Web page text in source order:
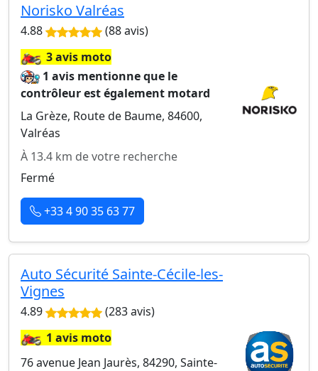
Norisko Valréas
4.88 (88 avis)
🏍️3 avis moto
1 avis mentionne que le
contrôleur est également motard
La Grèze, Route de Baume, 84600,
Valréas
À 13.4 km de votre recherche
Fermé
+33 4 90 35 63 77
Auto Sécurité Sainte-Cécile-les-
Vignes
4.89 (283 avis)
🏍️1 avis moto
76 avenue Jean Jaurès, 84290, Sainte-